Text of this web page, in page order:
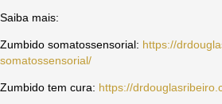
Saiba mais:
Zumbido somatossensorial: https://
somatossensorial/
Zumbido tem cura: https://